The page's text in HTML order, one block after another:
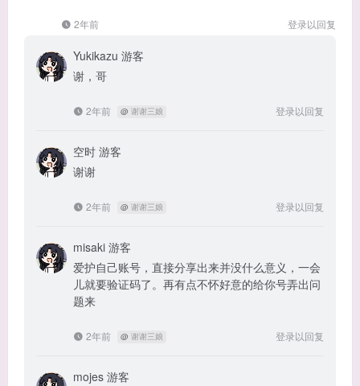
2年前 登录以回复
Yukikazu 游客
谢，哥
2年前 @ 谢谢三娘 登录以回复
空时 游客
谢谢
2年前 @ 谢谢三娘 登录以回复
misaki 游客
爱护自己账号，直接分享出来并没什么意义，一会
儿就要验证码了。再有点不怀好意的给你号弄出问
题来
2年前 @ 谢谢三娘 登录以回复
mojes 游客